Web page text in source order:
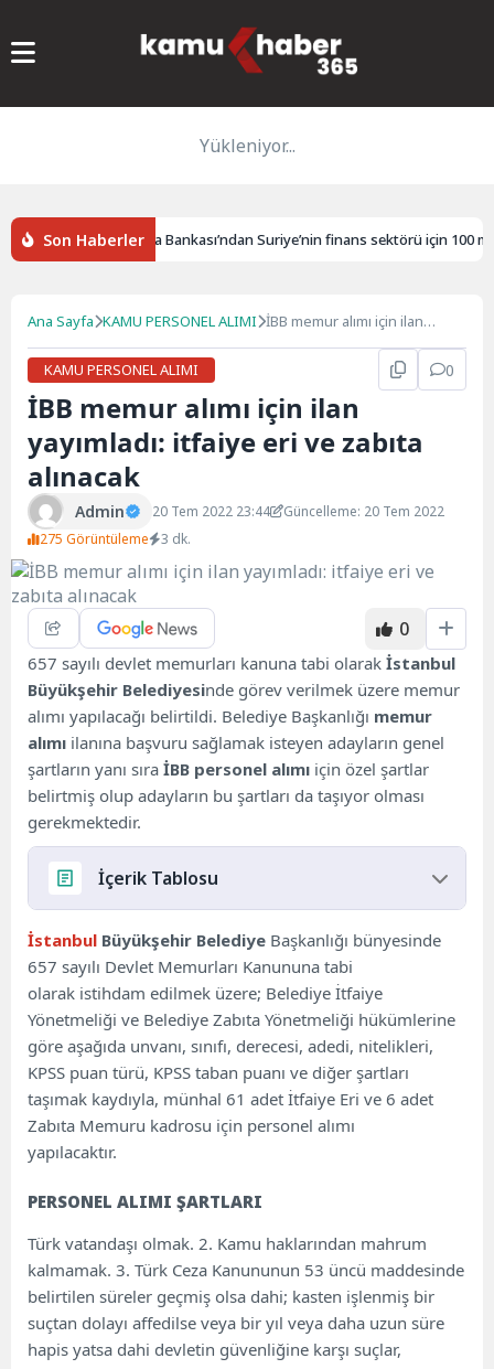
Yükleniyor...
Son HaberlerDünya Bankası’ndan Suriye’nin finans sektörü için 100
Ana Sayfa KAMU PERSONEL ALIMI İBB memur alımı için ilan
KAMU PERSONEL ALIMI 0
İBB memur alımı için ilan
yayımladı: itfaiye eri ve zabıta
alınacak
Admin 20 Tem 2022 23:44
Güncelleme: 20 Tem 2022
275 Görüntüleme
3 dk.
0
657 sayılı devlet memurları kanuna tabi olarak İstanbul
Büyükşehir Belediyesinde görev verilmek üzere memur
alımı yapılacağı belirtildi. Belediye Başkanlığı memur
alımı ilanına başvuru sağlamak isteyen adayların genel
şartların yanı sıra İBB personel alımı için özel şartlar
belirtmiş olup adayların bu şartları da taşıyor olması
gerekmektedir.
İçerik Tablosu
PERSONEL ALIMI ŞARTLARI
İstanbul Büyükşehir Belediye Başkanlığı bünyesinde
657 sayılı Devlet Memurları Kanununa tabi
olarak istihdam edilmek üzere; Belediye İtfaiye
Yönetmeliği ve Belediye Zabıta Yönetmeliği hükümlerine
göre aşağıda unvanı, sınıfı, derecesi, adedi, nitelikleri,
KPSS puan türü, KPSS taban puanı ve diğer şartları
taşımak kaydıyla, münhal 61 adet İtfaiye Eri ve 6 adet
Zabıta Memuru kadrosu için personel alımı
yapılacaktır.
PERSONEL ALIMI ŞARTLARI
Türk vatandaşı olmak. 2. Kamu haklarından mahrum
kalmamak. 3. Türk Ceza Kanununun 53 üncü maddesinde
belirtilen süreler geçmiş olsa dahi; kasten işlenmiş bir
suçtan dolayı affedilse veya bir yıl veya daha uzun süre
hapis yatsa dahi devletin güvenliğine karşı suçlar,